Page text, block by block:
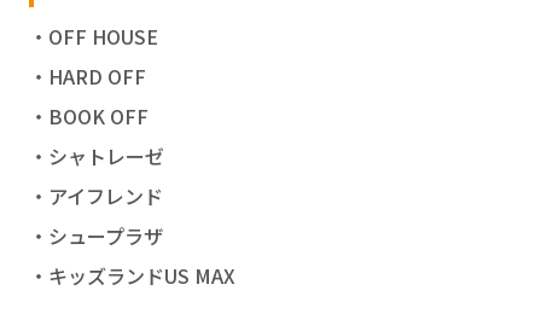
・OFF HOUSE
・HARD OFF
・BOOK OFF
・シャトレーゼ
・アイフレンド
・シュープラザ
・キッズランドUS MAX